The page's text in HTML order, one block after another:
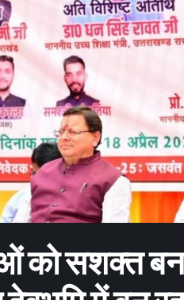
सशक्त